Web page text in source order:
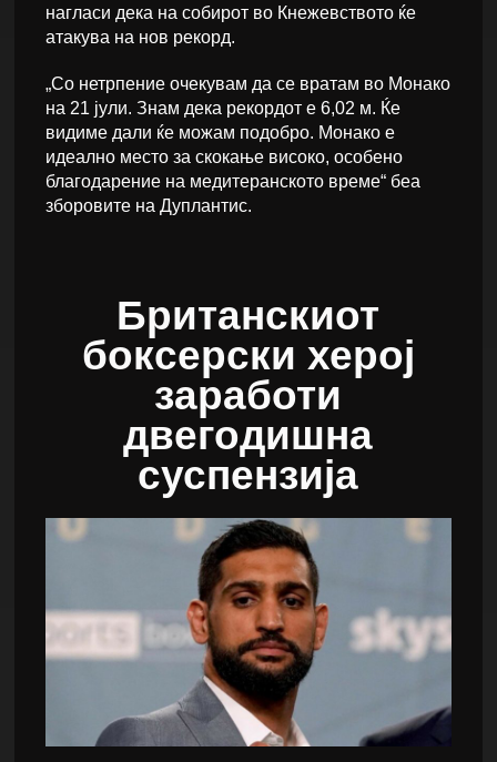
нагласи дека на собирот во Кнежевството ќе
атакува на нов рекорд.
„Со нетрпение очекувам да се вратам во Монако
на 21 јули. Знам дека рекордот е 6,02 м. Ќе
видиме дали ќе можам подобро. Монако е
идеално место за скокање високо, особено
благодарение на медитеранското време“ беа
зборовите на Дуплантис.
Британскиот
боксерски херој
заработи
двегодишна
суспензија